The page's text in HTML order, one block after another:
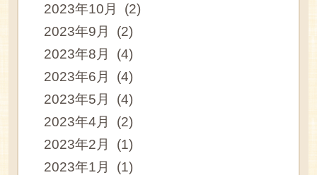
2023年10月 (2)
2023年9月 (2)
2023年8月 (4)
2023年6月 (4)
2023年5月 (4)
2023年4月 (2)
2023年2月 (1)
2023年1月 (1)